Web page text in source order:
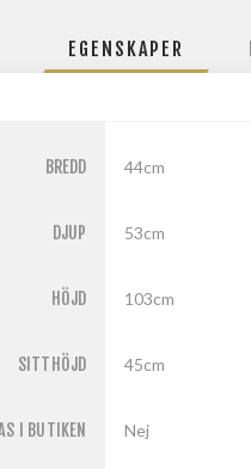
EGENSKAPER
BREDD 44cm
DJUP 53cm
HÖJD 103cm
SITTHÖJD 45cm
I BUTIKEN Nej